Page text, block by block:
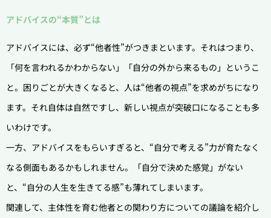
アドバイスの“本質”とは
アドバイスには、必ず“他者性”がつきまといます。それはつまり、
「何を言われるかわからない」「自分の外から来るもの」というこ
と。困りごとが大きくなると、人は“他者の視点”を求めがちになり
ます。それ自体は自然ですし、新しい視点が突破口になることも多
いわけです。
一方、アドバイスをもらいすぎると、“自分で考える”力が育たなく
なる側面もあるかもしれません。「自分で決めた感覚」がない
と、“自分の人生を生きてる感”も薄れてしまいます。
関連して、主体性を育む他者との関わり方についての議論を紹介し